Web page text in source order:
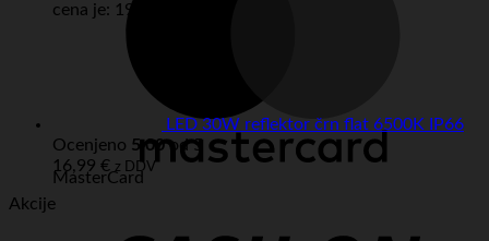
MasterCard
cena je: 19,99 €.
LED 30W reflektor črn flat 6500K IP66
Ocenjeno 5.00od 5
16,99 € z DDV
Akcije